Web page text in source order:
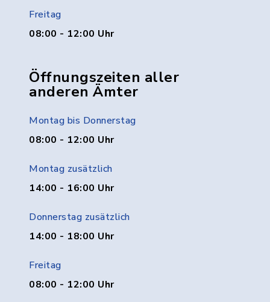
Freitag
08:00 - 12:00 Uhr
Öffnungszeiten aller
anderen Ämter
Montag bis Donnerstag
08:00 - 12:00 Uhr
Montag zusätzlich
14:00 - 16:00 Uhr
Donnerstag zusätzlich
14:00 - 18:00 Uhr
Freitag
08:00 - 12:00 Uhr